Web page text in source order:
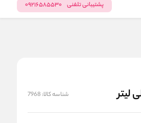
پشتیبانی تلفنی 09216585530
شناسه کالا: 7968